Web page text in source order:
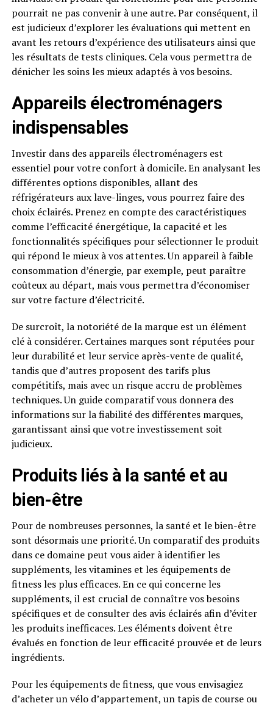
pourrait ne pas convenir à une autre. Par conséquent, il
est judicieux d’explorer les évaluations qui mettent en
avant les retours d’expérience des utilisateurs ainsi que
les résultats de tests cliniques. Cela vous permettra de
dénicher les soins les mieux adaptés à vos besoins.
Appareils électroménagers
indispensables
Investir dans des appareils électroménagers est
essentiel pour votre confort à domicile. En analysant les
différentes options disponibles, allant des
réfrigérateurs aux lave-linges, vous pourrez faire des
choix éclairés. Prenez en compte des caractéristiques
comme l’efficacité énergétique, la capacité et les
fonctionnalités spécifiques pour sélectionner le produit
qui répond le mieux à vos attentes. Un appareil à faible
consommation d’énergie, par exemple, peut paraître
coûteux au départ, mais vous permettra d’économiser
sur votre facture d’électricité.
De surcroît, la notoriété de la marque est un élément
clé à considérer. Certaines marques sont réputées pour
leur durabilité et leur service après-vente de qualité,
tandis que d’autres proposent des tarifs plus
compétitifs, mais avec un risque accru de problèmes
techniques. Un guide comparatif vous donnera des
informations sur la fiabilité des différentes marques,
garantissant ainsi que votre investissement soit
judicieux.
Produits liés à la santé et au
bien-être
Pour de nombreuses personnes, la santé et le bien-être
sont désormais une priorité. Un comparatif des produits
dans ce domaine peut vous aider à identifier les
suppléments, les vitamines et les équipements de
fitness les plus efficaces. En ce qui concerne les
suppléments, il est crucial de connaître vos besoins
spécifiques et de consulter des avis éclairés afin d’éviter
les produits inefficaces. Les éléments doivent être
évalués en fonction de leur efficacité prouvée et de leurs
ingrédients.
Pour les équipements de fitness, que vous envisagiez
d’acheter un vélo d’appartement, un tapis de course ou